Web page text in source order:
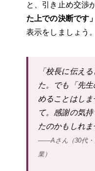
と、引き止め交渉
た上での決断です」
表示をしましょう。
「校長に伝え
た。でも「先
めることはし
て。感謝の気
たのかもしれま
——Aさん（30代・
業）